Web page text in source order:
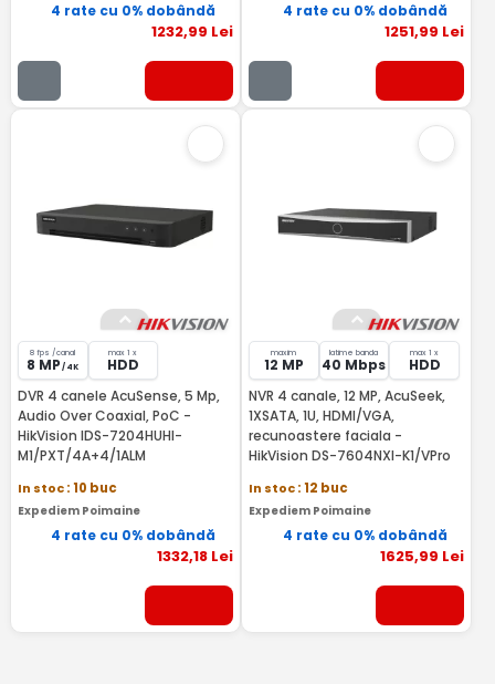
4 rate cu 0% dobândă
1232,99 Lei
4 rate cu 0% dobândă
1251,99 Lei
8 fps /canal
8 MP / 4K
max 1 x
HDD
DVR 4 canele AcuSense, 5 Mp,
Audio Over Coaxial, PoC -
HikVision IDS-7204HUHI-
M1/PXT/4A+4/1ALM
In stoc: 10 buc
Expediem Poimaine
4 rate cu 0% dobândă
1332,18Lei
maxim
12 MP
latime banda
40 Mbps
max 1 x
HDD
NVR 4 canale, 12 MP, AcuSeek,
1XSATA, 1U, HDMI/VGA,
recunoastere faciala -
HikVision DS-7604NXI-K1/VPro
In stoc: 12 buc
Expediem Poimaine
4 rate cu 0% dobândă
1625,99 Lei